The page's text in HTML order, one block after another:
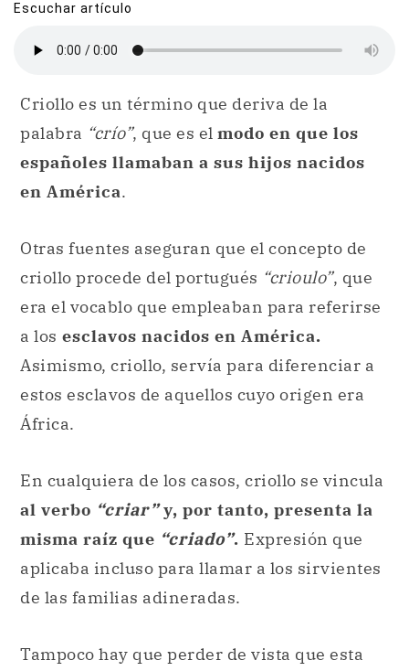
Escuchar artículo
Criollo es un término que deriva de la
palabra “crío”, que es el modo en que los
españoles llamaban a sus hijos nacidos
en América.
Otras fuentes aseguran que el concepto de
criollo procede del portugués “crioulo”, que
era el vocablo que empleaban para referirse
a los esclavos nacidos en América.
Asimismo, criollo, servía para diferenciar a
estos esclavos de aquellos cuyo origen era
África.
En cualquiera de los casos, criollo se vincula
al verbo “criar”y, por tanto, presenta la
misma raíz que “criado”. Expresión que
aplicaba incluso para llamar a los sirvientes
de las familias adineradas.
Tampoco hay que perder de vista que esta